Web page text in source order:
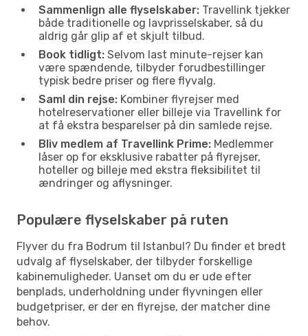
Sammenlign alle flyselskaber: Travellink tjekker
både traditionelle og lavprisselskaber, så du
aldrig går glip af et skjult tilbud.
Book tidligt: Selvom last minute-rejser kan
være spændende, tilbyder forudbestillinger
typisk bedre priser og flere flyvalg.
Saml din rejse: Kombiner flyrejser med
hotelreservationer eller billeje via Travellink for
at få ekstra besparelser på din samlede rejse.
Bliv medlem af Travellink Prime: Medlemmer
låser op for eksklusive rabatter på flyrejser,
hoteller og billeje med ekstra fleksibilitet til
ændringer og aflysninger.
Populære flyselskaber på ruten
Flyver du fra Bodrum til Istanbul? Du finder et bredt
udvalg af flyselskaber, der tilbyder forskellige
kabinemuligheder. Uanset om du er ude efter
benplads, underholdning under flyvningen eller
budgetpriser, er der en flyrejse, der matcher dine
behov.